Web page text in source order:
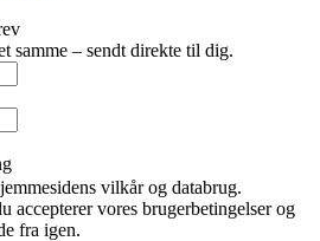
samme – sendt direkte til dig.
vilkår og databrug.
accepterer vores brugerbetingelser og
fra igen.